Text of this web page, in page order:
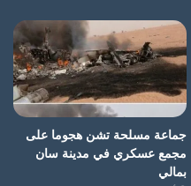
جماعة مسلحة تشن هجوما على
مجمع عسكري في مدينة سان
بمالي